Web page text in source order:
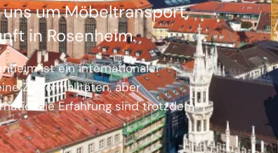
um Möbeltransport,
in Rosenheim.
ist ein internationaler
Zollformalitäten, aber
Erfahrung sind trotzdem